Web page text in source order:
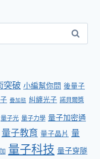
突破 小編幫你問 後量子
疊加態 糾纏光子 諾貝爾獎
量子光 量子力學 量子加密通
量子教育 量子晶片 量
量子科技 量子穿隧